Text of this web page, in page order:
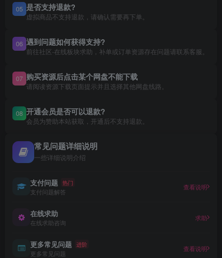
05 是否支持退款?
虚拟商品不支持退款，请确认需要再下单。
06 遇到问题如何获得支持?
前往社区-在线板块求助，补单或订单资源存在问题请联系客服。
07 购买资源后点击某个网盘不能下载
请阅读资源下载页面提示并且选择其他网盘线路。
08 开通会员是否可以退款?
会员为赞助本站获取，开通后不支持退款。
常见问题详细说明
一些详细说明介绍
支付问题 热门
支付问题解答
查看说明
在线求助
在线求助咨询
求助
更多常见问题 进阶
更多常见问题
查看说明